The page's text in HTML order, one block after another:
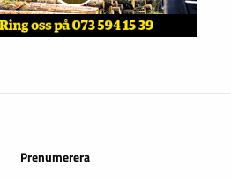
Prenumerera